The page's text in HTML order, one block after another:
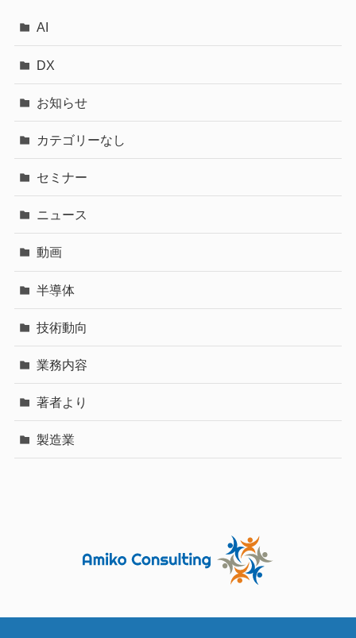
AI
DX
お知らせ
カテゴリーなし
セミナー
ニュース
動画
半導体
技術動向
業務内容
著者より
製造業